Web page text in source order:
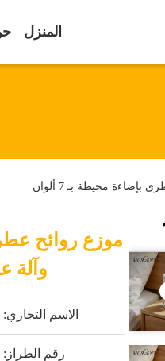
المنزل
وآلة
الاسم التجاري:
رقم الطراز: